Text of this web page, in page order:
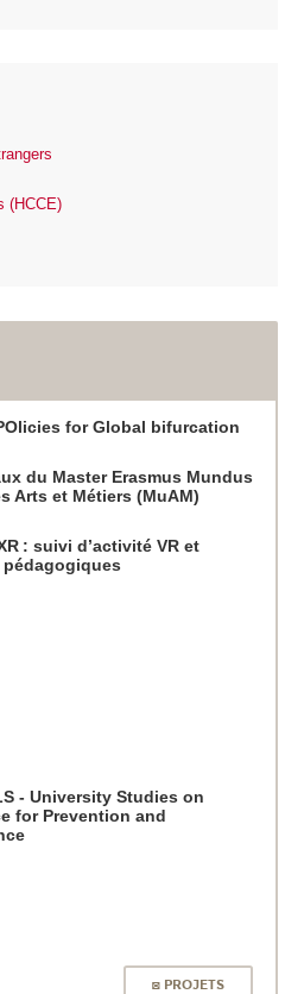
(HCCE)
for Global bifurcation
du Master Erasmus Mundus
Arts et Métiers (MuAM)
: suivi d’activité VR et
pédagogiques
- University Studies on
for Prevention and
◙ PROJETS